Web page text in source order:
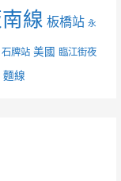
線 板橋站 永
石牌站 美國 臨江街夜
麵線